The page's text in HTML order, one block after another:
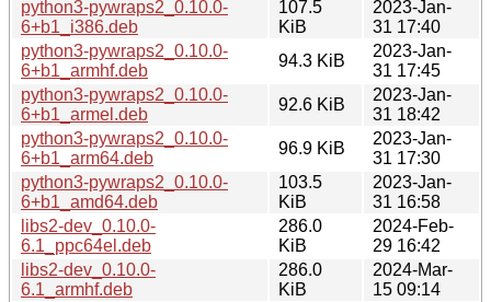
python3-pywraps2_0.10.0-
6+b1_i386.deb
107.5
KiB
2023-Jan-
31 17:40
python3-pywraps2_0.10.0-
6+b1_armhf.deb
94.3 KiB
2023-Jan-
31 17:45
python3-pywraps2_0.10.0-
6+b1_armel.deb
92.6 KiB
2023-Jan-
31 18:42
python3-pywraps2_0.10.0-
6+b1_arm64.deb
96.9 KiB
2023-Jan-
31 17:30
python3-pywraps2_0.10.0-
6+b1_amd64.deb
103.5
KiB
2023-Jan-
31 16:58
libs2-dev_0.10.0-
6.1_ppc64el.deb
286.0
KiB
2024-Feb-
29 16:42
libs2-dev_0.10.0-
6.1_armhf.deb
286.0
KiB
2024-Mar-
15 09:14